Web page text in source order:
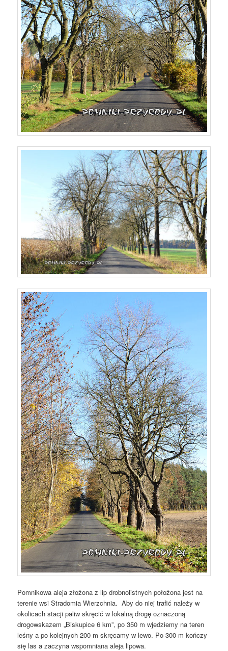
Pomnikowa aleja złożona z lip drobnolistnych położona jest na
terenie wsi Stradomia Wierzchnia. Aby do niej trafić należy w
okolicach stacji paliw skręcić w lokalną drogę oznaczoną
drogowskazem „Biskupice 6 km”, po 350 m wjedziemy na teren
leśny a po kolejnych 200 m skręcamy w lewo. Po 300 m kończy
się las a zaczyna wspomniana aleja lipowa.